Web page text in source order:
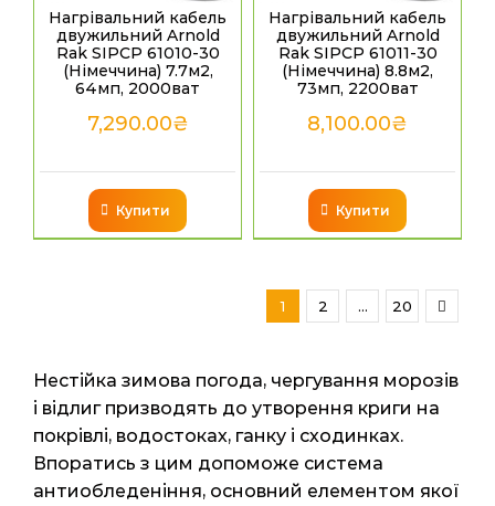
Нагрівальний кабель
двужильний Arnold
Rak SIPCP 61010-30
(Німеччина) 7.7м2,
64мп, 2000ват
7,290.00₴
Купити
Нагрівальний кабель
двужильний Arnold
Rak SIPCP 61011-30
(Німеччина) 8.8м2,
73мп, 2200ват
8,100.00₴
Купити
1 2 … 20
Нестійка зимова погода, чергування морозів
і відлиг призводять до утворення криги на
покрівлі, водостоках, ганку і сходинках.
Впоратись з цим допоможе система
антиобледеніння, основний елементом якої